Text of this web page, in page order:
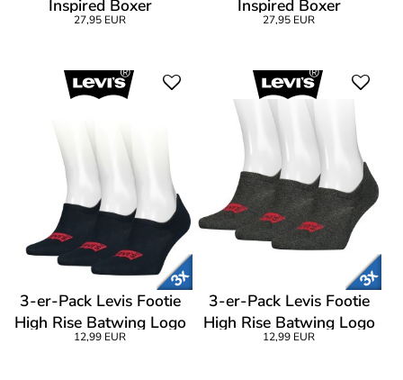
Inspired Boxer
27,95 EUR
Inspired Boxer
27,95 EUR
3-er-Pack Levis Footie
High Rise Batwing Logo
Socks
12,99 EUR
3-er-Pack Levis Footie
High Rise Batwing Logo
Socks
12,99 EUR